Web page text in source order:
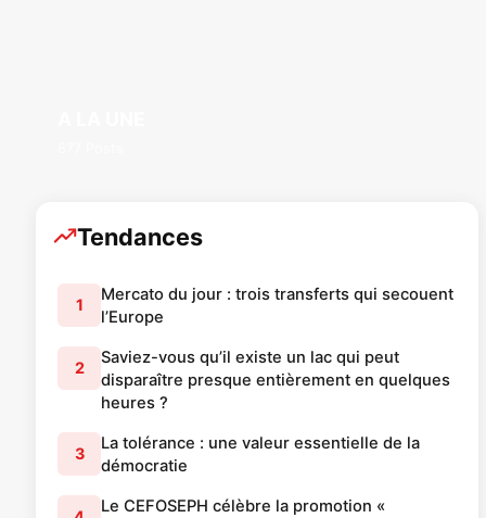
Tendances
1
Mercato du jour : trois transferts qui secouent
l’Europe
2
Saviez-vous qu’il existe un lac qui peut
disparaître presque entièrement en quelques
heures ?
3
La tolérance : une valeur essentielle de la
démocratie
Le CEFOSEPH célèbre la promotion «